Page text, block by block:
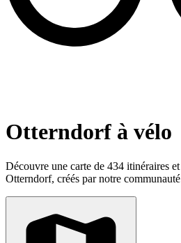
Otterndorf à vélo
Découvre une carte de 434 itinéraires
Otterndorf, créés par notre